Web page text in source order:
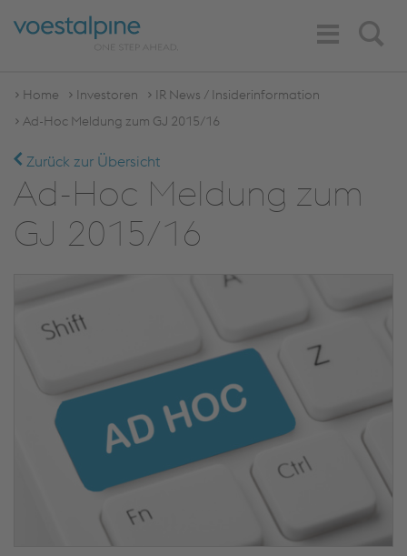
Search
Toggle
Navigation
Home Investoren
IR News / Insiderinformation
Ad-Hoc Meldung zum GJ 2015/16
Zurück zur Übersicht
Ad-Hoc Meldung zum
GJ 2015/16